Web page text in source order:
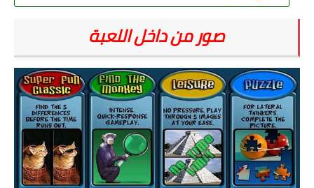
صور من داخل اللعبة